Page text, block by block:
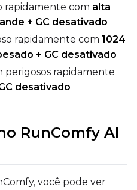
rapidamente com alta
+ GC desativado
rapidamente com 1024
+ GC desativado
perigosos rapidamente
desativado
RunComfy AI
você pode ver